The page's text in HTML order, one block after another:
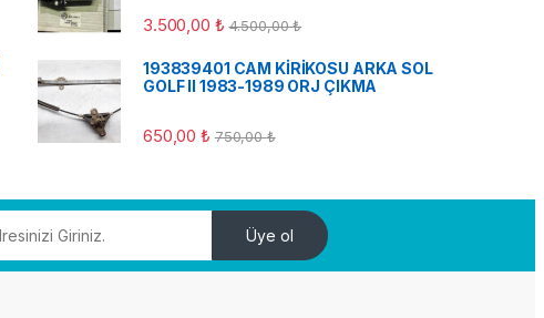
3.500,00 ₺ 4.500,00₺
193839401 CAM KİRİKOSU ARKA SOL
GOLF II 1983-1989 ORJ ÇIKMA
650,00₺ 750,00₺
Üye ol